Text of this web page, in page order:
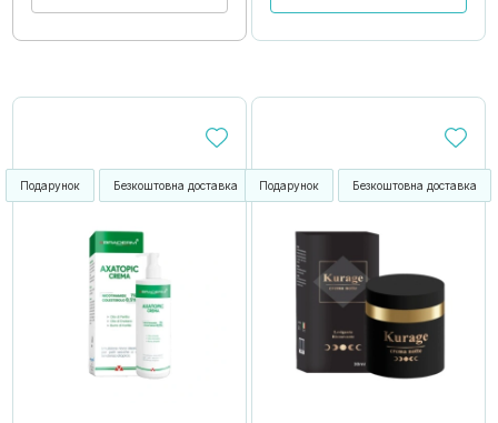
Подарунок Безкоштовна доставка Подарунок Безкоштовна доставка